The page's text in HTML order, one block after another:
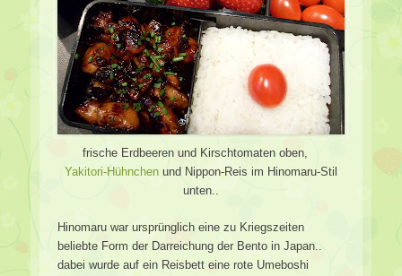
frische Erdbeeren und Kirschtomaten oben,
Yakitori-Hühnchen und Nippon-Reis im Hinomaru-Stil
unten..
Hinomaru war ursprünglich eine zu Kriegszeiten
beliebte Form der Darreichung der Bento in Japan..
dabei wurde auf ein Reisbett eine rote Umeboshi